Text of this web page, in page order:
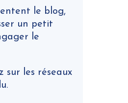
le blog,
un petit
le
sur les réseaux